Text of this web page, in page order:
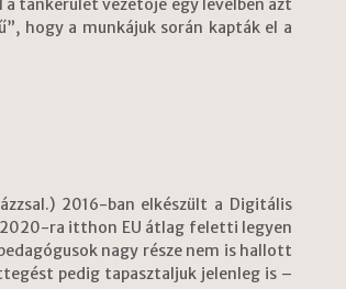
hogy a munkájuk során kapták el a
2016-ban elkészült a Digitális
ra itthon EU átlag feletti legyen
nagy része nem is hallott
pedig tapasztaljuk jelenleg is –